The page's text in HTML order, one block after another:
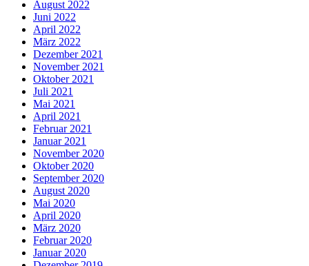
August 2022
Juni 2022
April 2022
März 2022
Dezember 2021
November 2021
Oktober 2021
Juli 2021
Mai 2021
April 2021
Februar 2021
Januar 2021
November 2020
Oktober 2020
September 2020
August 2020
Mai 2020
April 2020
März 2020
Februar 2020
Januar 2020